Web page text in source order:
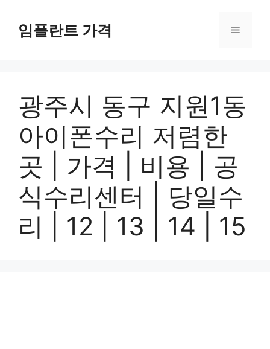
임플란트 가격 메
광주시 동구 지원1동
아이폰수리 저렴한
곳 | 가격 | 비용 | 공
식수리센터 | 당일수
리 | 12 | 13 | 14 | 15